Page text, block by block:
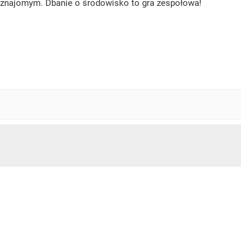
Dbanie o środowisko to gra zespołowa!